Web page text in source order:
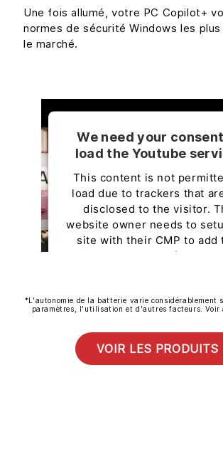
Une fois allumé, votre PC Copilot+
normes de sécurité Windows les
le marché.
We need your
load the Youtube
This content is not
load due to trackers that
disclosed to the visitor.
website owner needs to
site with their CMP to add
content to the list of
Powered byUsercentrics
*L'autonomie de la batterie varie considérablement
paramètres, l'utilisation et d'autres facteurs. Voir
VOIR LES PRODUITS